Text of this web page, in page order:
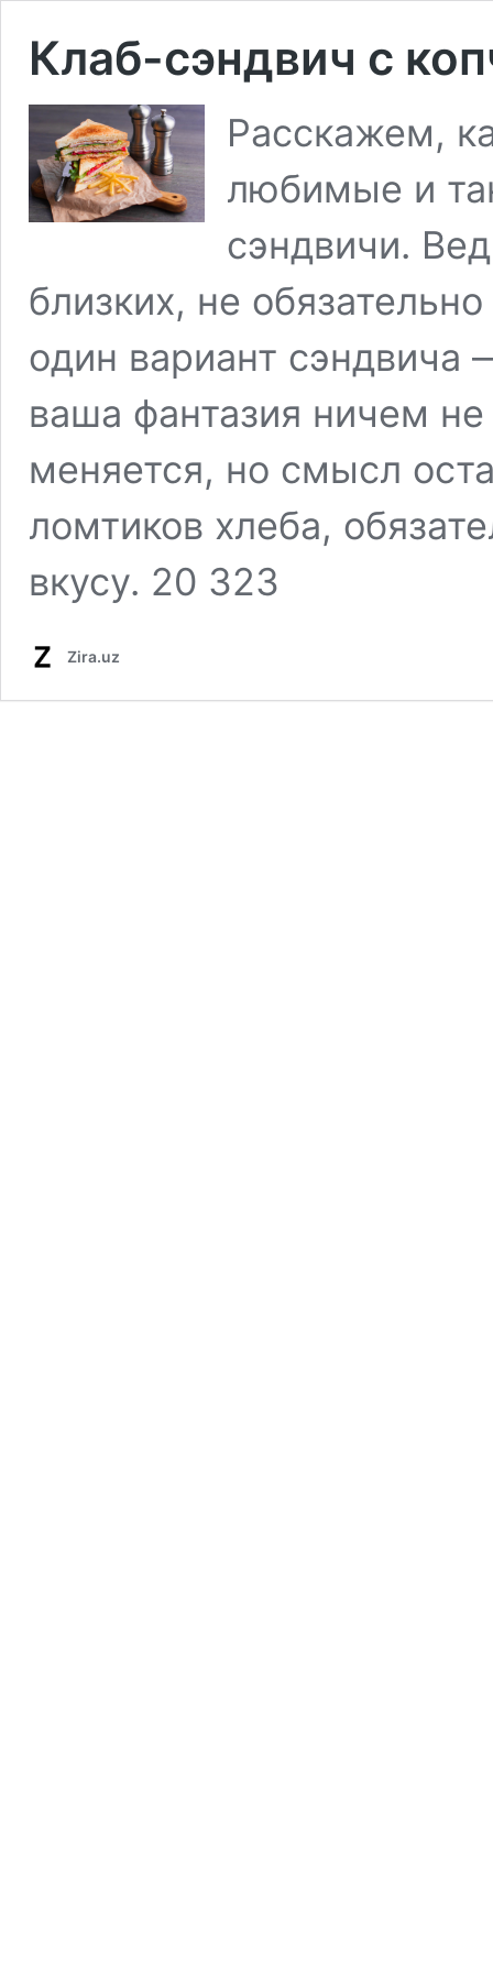
Клаб-сэндвич с
Расскажем,
любимые и
сэндвичи.
близких, не
один вариант сэндвича
ваша фантазия ничем
меняется, но смысл
ломтиков хлеба,
вкусу. 20 323
Zira.uz